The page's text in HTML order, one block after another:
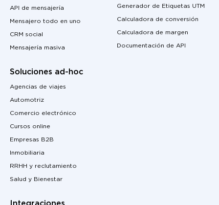
API de mensajería
Mensajero todo en uno
CRM social
Mensajería masiva
Soluciones ad-hoc
Agencias de viajes
Automotriz
Comercio electrónico
Cursos online
Empresas B2B
Inmobiliaria
RRHH y reclutamiento
Salud y Bienestar
Generador de Etiquetas UTM
Calculadora de conversión
Calculadora de margen
Documentación de API